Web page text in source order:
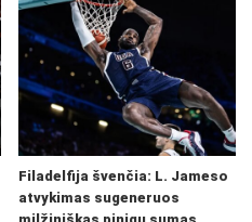
Filadelfija švenčia: L. Jameso
atvykimas sugeneruos